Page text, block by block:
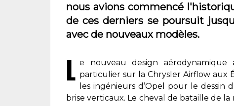
nous avions commencé
de ces derniers se poursuit
avec de nouveaux modèles.
L e nouveau design
particulier sur la Chrysler Airflow aux
les ingénieurs d’Opel pour le dessin
brise verticaux. Le cheval de bataille de